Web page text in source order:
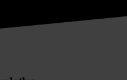
komunity!